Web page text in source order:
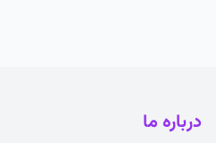
درباره ما